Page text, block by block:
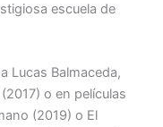
escuela de
Lucas Balmaceda,
o en películas
(2019) o El